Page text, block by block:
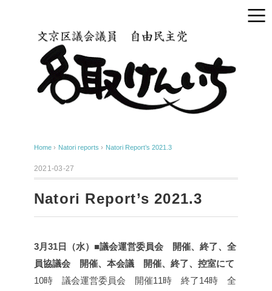
Home › Natori reports › Natori Report’s 2021.3
2021-03-27
Natori Report’s 2021.3
3月31日（水）■議会運営委員会 開催、終了、全
員協議会 開催、本会議 開催、終了、控室にて
10時 議会運営委員会 開催11時 終了14時 全